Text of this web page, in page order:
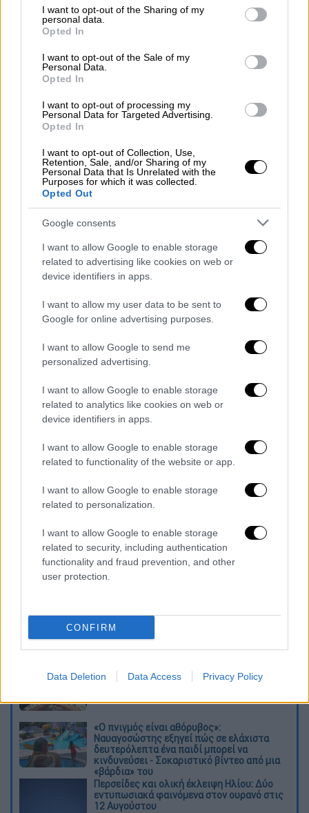
not limited to your visit or usage behaviour. You may click to
grant or deny consent to Google and its third-party tags to
use your data for below specified purposes in below Google
consent section.
I want to opt-out of the Sharing of my
personal data.
Opted In
I want to opt-out of the Sale of my
Personal Data.
Opted In
I want to opt-out of processing my
Personal Data for Targeted Advertising.
Opted In
I want to opt-out of Collection, Use,
Retention, Sale, and/or Sharing of my
Personal Data that Is Unrelated with the
Purposes for which it was collected.
Opted Out
Google consents
I want to allow Google to enable storage
related to advertising like cookies on web or
device identifiers in apps.
I want to allow my user data to be sent to
Google for online advertising purposes.
I want to allow Google to send me
personalized advertising.
I want to allow Google to enable storage
related to analytics like cookies on web or
device identifiers in apps.
I want to allow Google to enable storage
related to functionality of the website or app.
I want to allow Google to enable storage
related to personalization.
I want to allow Google to enable storage
related to security, including authentication
functionality and fraud prevention, and other
user protection.
CONFIRM
Data Deletion Data Access Privacy Policy
άκρη για να μην τους χτυπήσει.
χτυπούν την κλούβαπριν αυτή απομακρυνθεί
με ταχύτητα.
Από την πλευρά της ηΕΛΑΣδιέταξε ΕΔΕ
ώστε να διερευνηθεί το περιστατικό με τον
οδηγό της κλούβας.
video
ΕΘΝΟΣ θα παρεμβαίνει και τα προσβλητικά σχόλια θα
καταχώρηση
Διαβάστε ακόμη
Συγκλονιστικά βίντεο: Η στιγμή που
σεισμός 7,4 Ρίχτερ χτυπά την Κολομβία -
Πανικός στους δρόμους
Πέθανε σε ηλικία 87 ετών ο σπουδαίος
συγγραφέας και φιλόσοφος, Στέλιος
«Ο πνιγμός είναι αθόρυβος»:
Ναυαγοσώστης εξηγεί πώς σε ελάχιστα
δευτερόλεπτα ένα παιδί μπορεί να
κινδυνεύσει - Σοκαριστικό βίντεο από μια
«βάρδια» του
Περσείδες και ολική έκλειψη Ηλίου: Δύο
εντυπωσιακά φαινόμενα στον ουρανό στις
12 Αυγούστου